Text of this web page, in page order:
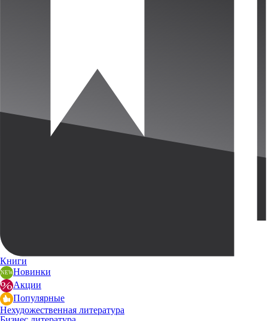
Книги
Новинки
Акции
Популярные
Нехудожественная литература